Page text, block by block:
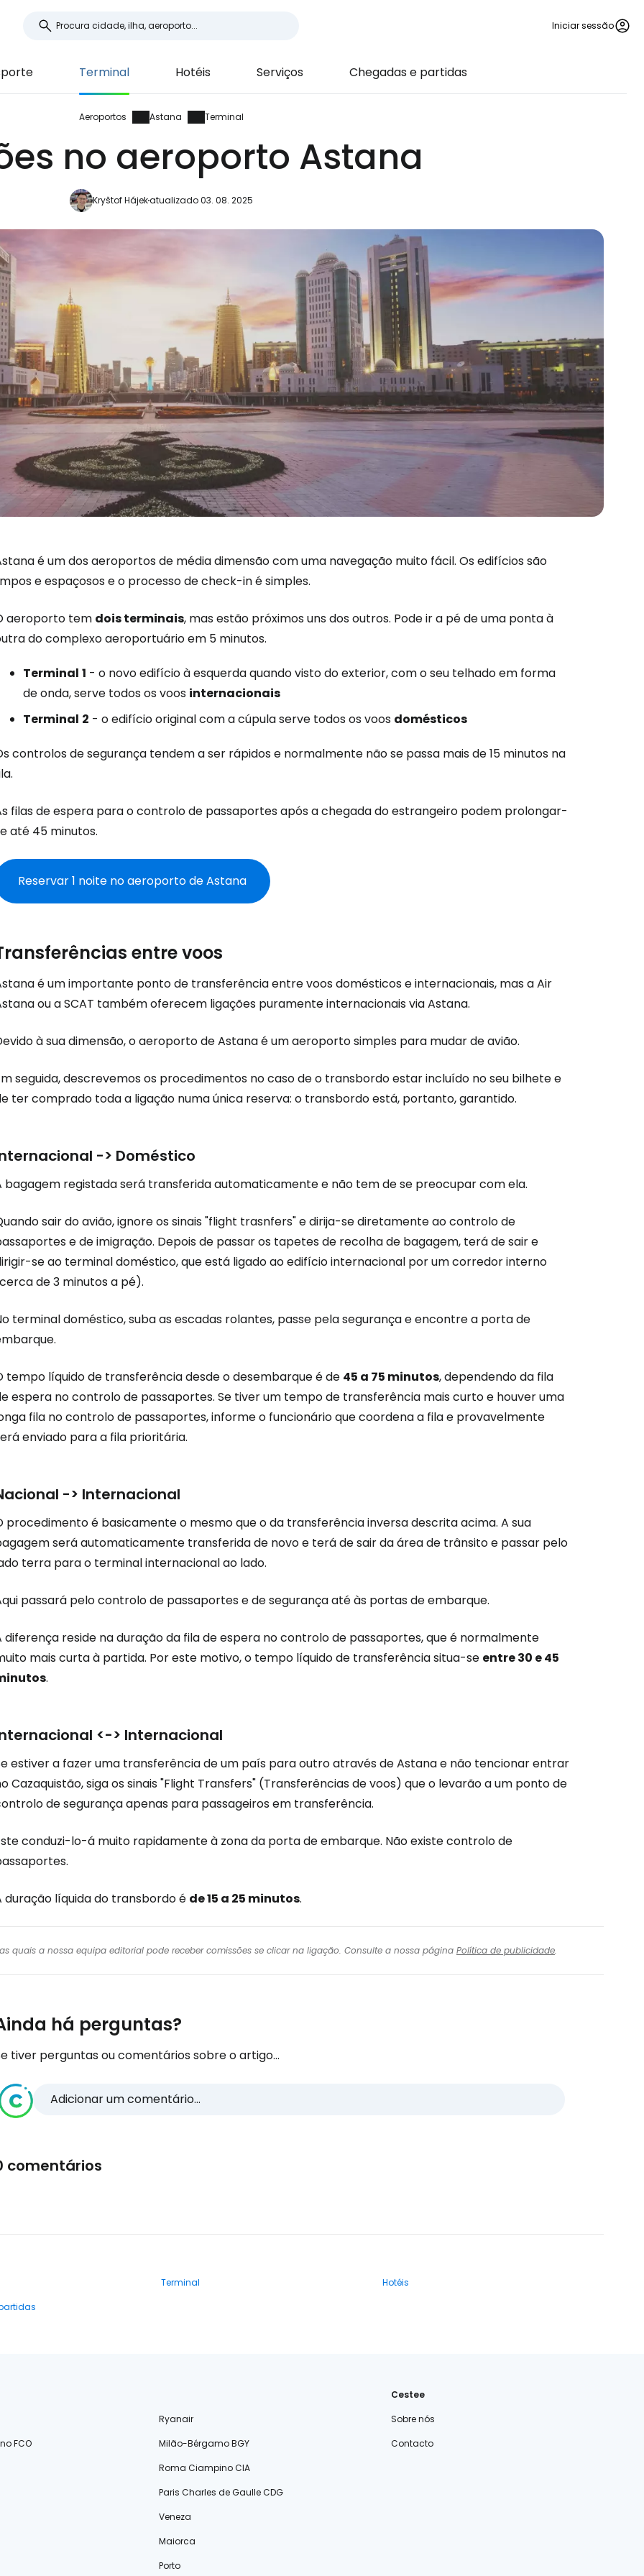
Iniciar sessão
Terminal Hotéis Serviços Chegadas e partidas
Aeroportos Astana Terminal
no aeroporto Astana
Kryštof Hájekatualizado 03. 08. 2025
é um dos aeroportos de média dimensão com uma navegação muito fácil. Os edifícios são
e espaçosos e o processo de check-in é simples.
aeroporto tem dois terminais, mas estão próximos uns dos outros. Pode ir a pé de uma ponta à
do complexo aeroportuário em 5 minutos.
Terminal 1 - o novo edifício à esquerda quando visto do exterior, com o seu telhado em forma
de onda, serve todos os voos internacionais
Terminal 2 - o edifício original com a cúpula serve todos os voos domésticos
controlos de segurança tendem a ser rápidos e normalmente não se passa mais de 15 minutos na
filas de espera para o controlo de passaportes após a chegada do estrangeiro podem prolongar-
até 45 minutos.
Reservar 1 noite no aeroporto de Astana
entre voos
é um importante ponto de transferência entre voos domésticos e internacionais, mas a Air
ou a SCAT também oferecem ligações puramente internacionais via Astana.
à sua dimensão, o aeroporto de Astana é um aeroporto simples para mudar de avião.
seguida, descrevemos os procedimentos no caso de o transbordo estar incluído no seu bilhete e
ter comprado toda a ligação numa única reserva: o transbordo está, portanto, garantido.
-> Doméstico
bagagem registada será transferida automaticamente e não tem de se preocupar com ela.
sair do avião, ignore os sinais "flight trasnfers" e dirija-se diretamente ao controlo de
e de imigração. Depois de passar os tapetes de recolha de bagagem, terá de sair e
se ao terminal doméstico, que está ligado ao edifício internacional por um corredor interno
de 3 minutos a pé).
terminal doméstico, suba as escadas rolantes, passe pela segurança e encontre a porta de
tempo líquido de transferência desde o desembarque é de 45 a 75 minutos, dependendo da fila
espera no controlo de passaportes. Se tiver um tempo de transferência mais curto e houver uma
fila no controlo de passaportes, informe o funcionário que coordena a fila e provavelmente
enviado para a fila prioritária.
-> Internacional
procedimento é basicamente o mesmo que o da transferência inversa descrita acima. A sua
será automaticamente transferida de novo e terá de sair da área de trânsito e passar pelo
terra para o terminal internacional ao lado.
passará pelo controlo de passaportes e de segurança até às portas de embarque.
diferença reside na duração da fila de espera no controlo de passaportes, que é normalmente
mais curta à partida. Por este motivo, o tempo líquido de transferência situa-se entre 30 e 45
.
<-> Internacional
estiver a fazer uma transferência de um país para outro através de Astana e não tencionar entrar
Cazaquistão, siga os sinais "Flight Transfers" (Transferências de voos) que o levarão a um ponto de
de segurança apenas para passageiros em transferência.
conduzi-lo-á muito rapidamente à zona da porta de embarque. Não existe controlo de
duração líquida do transbordo é de 15 a 25 minutos.
quais a nossa equipa editorial pode receber comissões se clicar na ligação. Consulte a nossa página Política de publicidade.
há perguntas?
tiver perguntas ou comentários sobre o artigo...
Adicionar um comentário...
comentários
Terminal
Hotéis
Ryanair
FCO
Milão-Bérgamo BGY
Roma Ciampino CIA
Paris Charles de Gaulle CDG
Veneza
Maiorca
Porto
Cestee
Sobre nós
Contacto
Iniciar sessão no Cestee
... a comunidade mundial de viajantes
Continuar com o Facebook